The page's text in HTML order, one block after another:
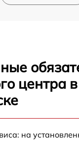
центра в
на